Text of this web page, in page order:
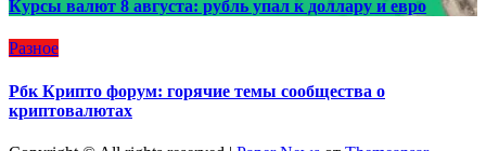
Курсы валют 8 августа: рубль упал к доллару и евро
Разное
Рбк Крипто форум: горячие темы сообщества о
криптовалютах